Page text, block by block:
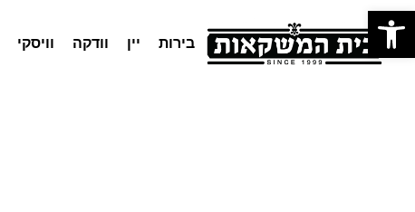
בירות יין וודקה וויסקי
פתח סרגל נגישות